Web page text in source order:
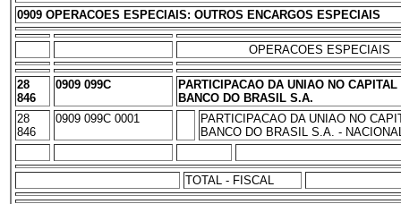
0909 OPERACOES ESPECIAIS: OUTROS ENCARGOS ESPECIAIS
OPERACOES ESPECIAIS
28
846
0909 099C
PARTICIPACAO DA UNIAO NO CAPITAL
BANCO DO BRASIL S.A.
28
846
0909 099C 0001
PARTICIPACAO DA UNIAO NO
BANCO DO BRASIL S.A. -
TOTAL - FISCAL